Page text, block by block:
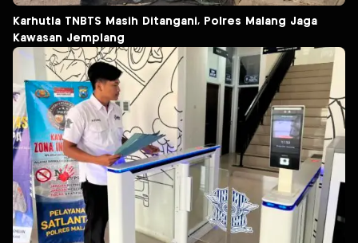
Karhutla TNBTS Masih Ditangani, Polres Malang Jaga
Kawasan Jemplang